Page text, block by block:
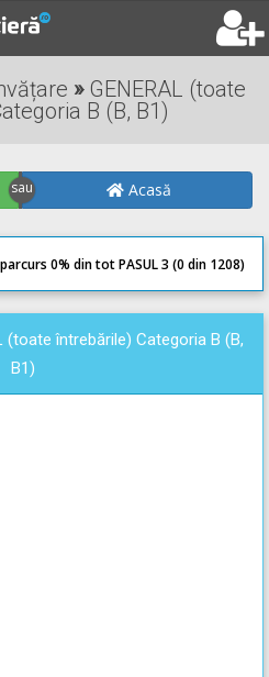
»GENERAL (toate
B (B, B1)
Acasă
0% din tot PASUL 3 (0 din 1208)
0(toate întrebările) Categoria B (B,
B1)